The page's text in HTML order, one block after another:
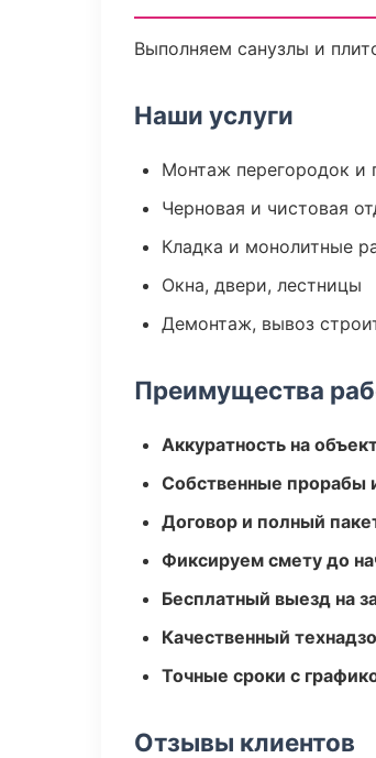
Выполняем санузлы и
Наши услуги
Монтаж перегородок и
Черновая и чистовая
Кладка и монолитные
Окна, двери, лестницы
Демонтаж, вывоз
Преимущества
Аккуратность на
Собственные прорабы
Договор и полный
Фиксируем смету до
Бесплатный выезд на
Качественный
Точные сроки с
Отзывы клиентов